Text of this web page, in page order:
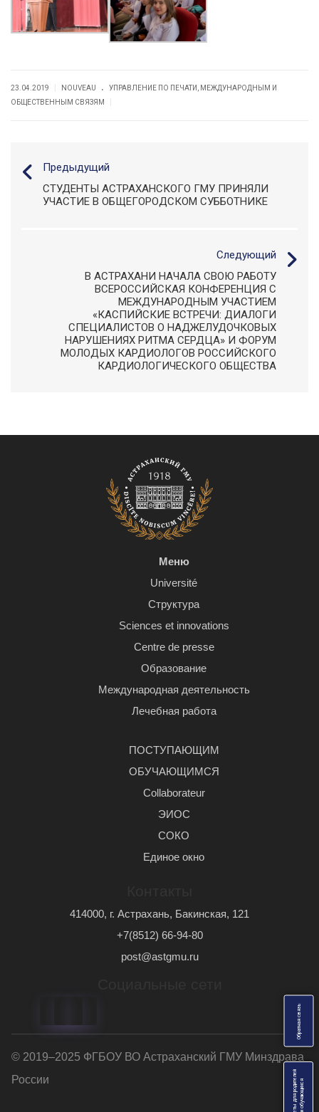
О
б
р
а
т
н
а
я
с
в
я
з
ь
Анкеты для родителей иобучающихс
я
23.04.2019 NOUVEAU .
УПРАВЛЕНИЕ ПО ПЕЧАТИ, МЕЖДУНАРОДНЫМ И
ОБЩЕСТВЕННЫМ СВЯЗЯМ
Предыдущий
СТУДЕНТЫ АСТРАХАНСКОГО ГМУ ПРИНЯЛИ
УЧАСТИЕ В ОБЩЕГОРОДСКОМ СУББОТНИКЕ
Следующий
В АСТРАХАНИ НАЧАЛА СВОЮ РАБОТУ
ВСЕРОССИЙСКАЯ КОНФЕРЕНЦИЯ С
МЕЖДУНАРОДНЫМ УЧАСТИЕМ
«КАСПИЙСКИЕ ВСТРЕЧИ: ДИАЛОГИ
СПЕЦИАЛИСТОВ О НАДЖЕЛУДОЧКОВЫХ
НАРУШЕНИЯХ РИТМА СЕРДЦА» И ФОРУМ
МОЛОДЫХ КАРДИОЛОГОВ РОССИЙСКОГО
КАРДИОЛОГИЧЕСКОГО ОБЩЕСТВА
Меню
Université
Структура
Sciences et innovations
Centre de presse
Образование
Международная деятельность
Лечебная работа
ПОСТУПАЮЩИМ
ОБУЧАЮЩИМСЯ
Сollaborateur
ЭИОС
СОКО
Единое окно
414000, г. Астрахань, Бакинская, 121
+7(8512) 66-94-80
post@astgmu.ru
© 2019–2025 ФГБОУ ВО Астраханский ГМУ Минздрава
России